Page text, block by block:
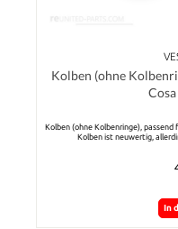
Kolben (ohne
Kolben (ohne Kolbenringe), passend
Kolben ist neuwertig,
In